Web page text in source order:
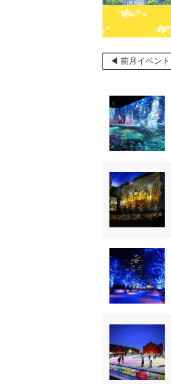
◀ 前月イベント